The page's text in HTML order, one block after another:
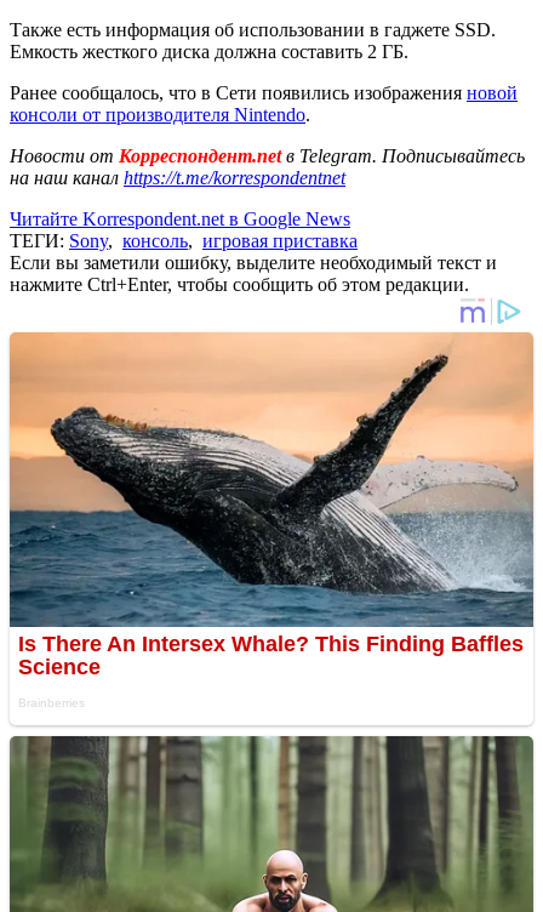
Также есть информация об использовании в гаджете SSD.
Емкость жесткого диска должна составить 2 ГБ.
Ранее сообщалось, что в Сети появились изображения новой
консоли от производителя Nintendo.
Новости от Корреспондент.netв Telegram. Подписывайтесь
на наш канал https://t.me/korrespondentnet
Читайте Korrespondent.net в Google News
ТЕГИ: Sony, консоль, игровая приставка
Если вы заметили ошибку, выделите необходимый текст и
нажмите Ctrl+Enter, чтобы сообщить об этом редакции.